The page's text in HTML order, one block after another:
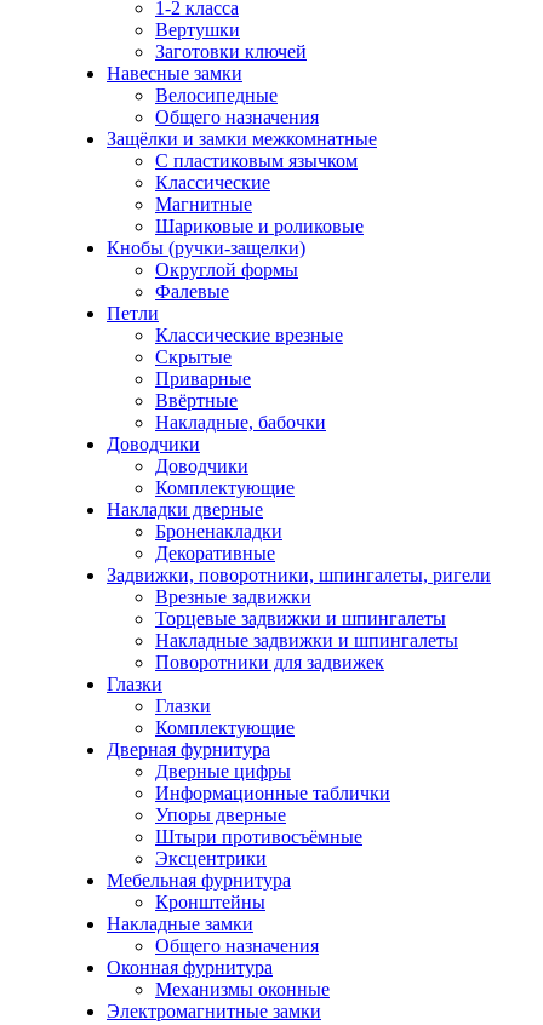
1-2 класса
Вертушки
Заготовки ключей
Навесные замки
Велосипедные
Общего назначения
Защёлки и замки межкомнатные
С пластиковым язычком
Классические
Магнитные
Шариковые и роликовые
Кнобы (ручки-защелки)
Округлой формы
Фалевые
Петли
Классические врезные
Скрытые
Приварные
Ввёртные
Накладные, бабочки
Доводчики
Доводчики
Комплектующие
Накладки дверные
Броненакладки
Декоративные
Задвижки, поворотники, шпингалеты, ригели
Врезные задвижки
Торцевые задвижки и шпингалеты
Накладные задвижки и шпингалеты
Поворотники для задвижек
Глазки
Глазки
Комплектующие
Дверная фурнитура
Дверные цифры
Информационные таблички
Упоры дверные
Штыри противосъёмные
Эксцентрики
Мебельная фурнитура
Кронштейны
Накладные замки
Общего назначения
Оконная фурнитура
Механизмы оконные
Электромагнитные замки